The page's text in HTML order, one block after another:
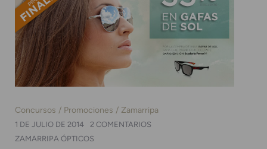
Concursos Promociones Zamarripa
1 DE JULIO DE 2014
2 COMENTARIOS
ZAMARRIPA ÓPTICOS